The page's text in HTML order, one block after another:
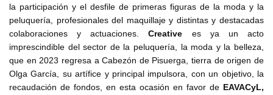
la participación y el desfile de primeras figuras de la moda y la
peluquería, profesionales del maquillaje y distintas y destacadas
colaboraciones y actuaciones.Creative es ya un acto
imprescindible del sector de la peluquería, la moda y la belleza,
que en 2023 regresa a Cabezón de Pisuerga, tierra de origen de
Olga García, su artífice y principal impulsora, con un objetivo, la
recaudación de fondos, en esta ocasión en favor de EAVACyL,